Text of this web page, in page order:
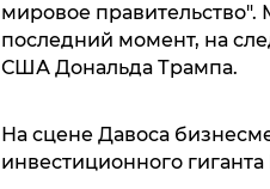
мировое
последний момент, на
США Дональда Трампа.
На сцене Давоса
инвестиционного